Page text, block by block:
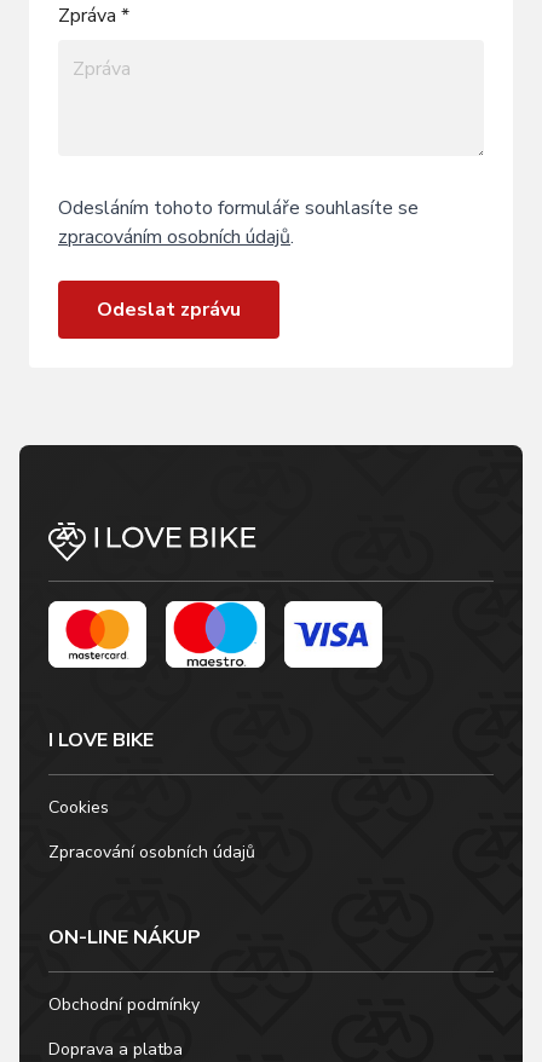
Zpráva *
Odesláním tohoto formuláře souhlasíte se
zpracováním osobních údajů.
Odeslat zprávu
I LOVE BIKE
Cookies
Zpracování osobních údajů
ON-LINE NÁKUP
Obchodní podmínky
Doprava a platba